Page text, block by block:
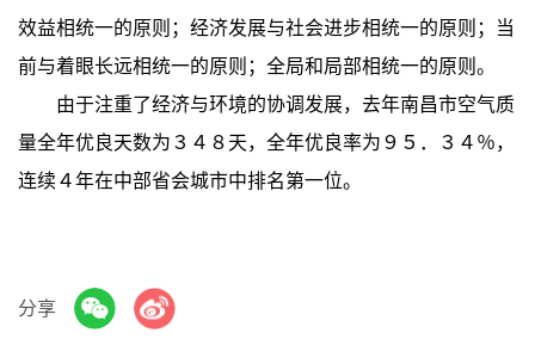
效益相统一的原则；经济发展与社会进步相统一的原则；当
前与着眼长远相统一的原则；全局和局部相统一的原则。
由于注重了经济与环境的协调发展，去年南昌市空气质
量全年优良天数为３４８天，全年优良率为９５．３４％，
连续４年在中部省会城市中排名第一位。
分享